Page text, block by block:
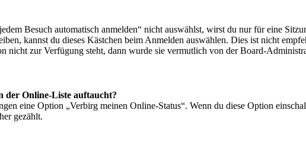
Besuch automatisch anmelden“ nicht auswählst, wirst du nur für eine
kannst du dieses Kästchen beim Anmelden auswählen. Dies ist nicht
nicht zur Verfügung steht, dann wurde sie vermutlich von der Board-
der Online-Liste auftaucht?
eine Option „Verbirg meinen Online-Status“. Wenn du diese Option
gezählt.